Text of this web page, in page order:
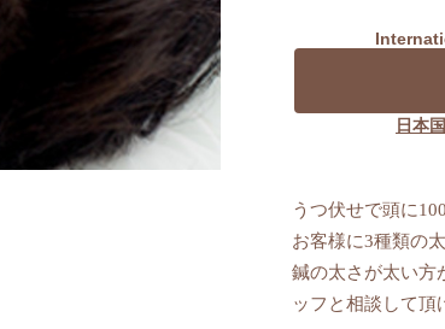
日本
うつ伏せで頭に
お客様に3種類の
鍼の太さが太い方
ッフと相談して頂